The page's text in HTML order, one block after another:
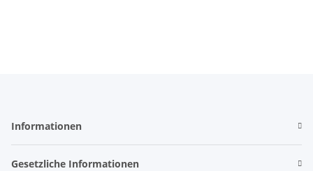
Informationen
Gesetzliche Informationen